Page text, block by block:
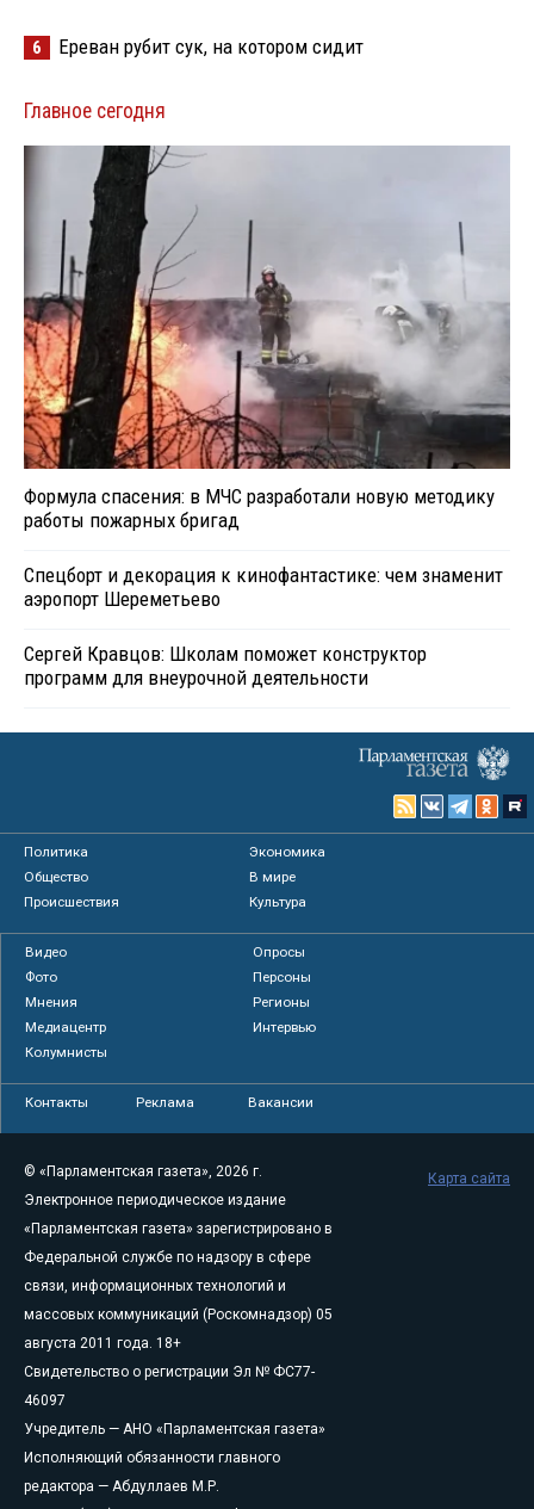
6 Ереван рубит сук, на котором сидит
Главное сегодня
Формула спасения: в МЧС разработали новую методику
работы пожарных бригад
Спецборт и декорация к кинофантастике: чем знаменит
аэропорт Шереметьево
Сергей Кравцов: Школам поможет конструктор
программ для внеурочной деятельности
Политика
Экономика
Общество
В мире
Происшествия
Культура
Видео
Опросы
Фото
Персоны
Мнения
Регионы
Медиацентр
Интервью
Колумнисты
Контакты Реклама Вакансии
© «Парламентская газета», 2026 г.
Электронное периодическое издание
«Парламентская газета» зарегистрировано в
Федеральной службе по надзору в сфере
связи, информационных технологий и
массовых коммуникаций (Роскомнадзор) 05
августа 2011 года. 18+
Свидетельство о регистрации Эл № ФС77-
46097
Учредитель — АНО «Парламентская газета»
Исполняющий обязанности главного
редактора — Абдуллаев М.Р.
Карта сайта